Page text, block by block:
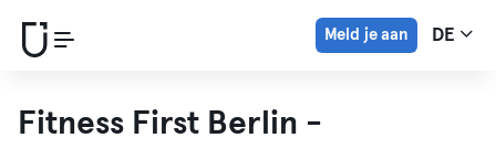
Meld je aan DE
Fitness First Berlin -